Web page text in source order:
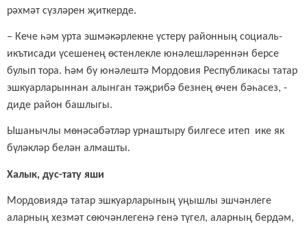
рәхмәт сүзләрен җиткерде.
– Кече һәм урта эшмәкәрлекне үстерү районның социаль-
икътисади үсешенең өстенлекле юнәлешләреннән берсе
булып тора. Һәм бу юнәлештә Мордовия Республикасы татар
эшкуарларыннан алынган тәҗрибә безнең өчен бәһасез, -
диде район башлыгы.
Ышанычлы мөнәсәбәтләр урнаштыру билгесе итеп ике як
бүләкләр белән алмашты.
Халык, дус-тату яши
Мордовиядә татар эшкуарларының уңышлы эшчәнлеге
аларның хезмәт сөючәнлегенә генә түгел, аларның бердәм,